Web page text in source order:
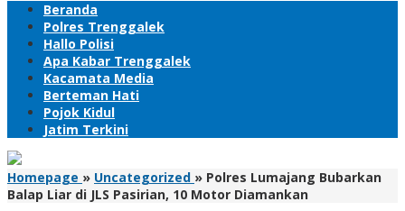
Beranda
Polres Trenggalek
Hallo Polisi
Apa Kabar Trenggalek
Kacamata Media
Berteman Hati
Pojok Kidul
Jatim Terkini
Homepage » Uncategorized » Polres Lumajang Bubarkan
Balap Liar di JLS Pasirian, 10 Motor Diamankan